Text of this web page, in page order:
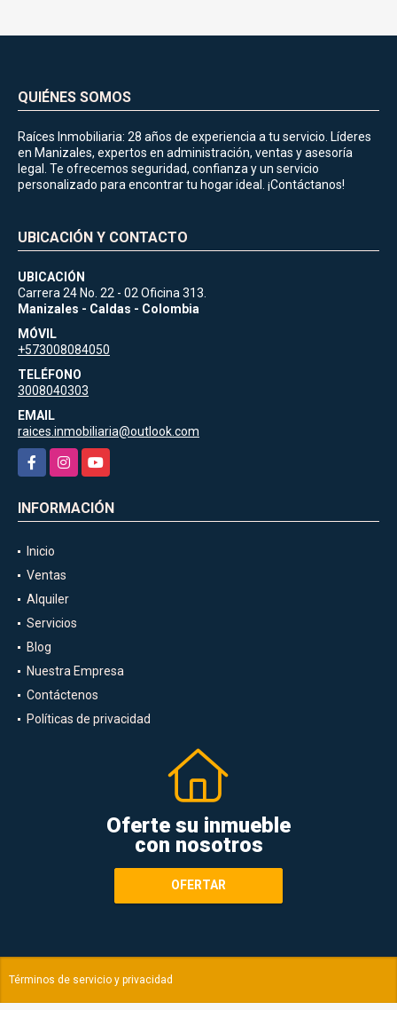
QUIÉNES SOMOS
Raíces Inmobiliaria: 28 años de experiencia a tu servicio. Líderes
en Manizales, expertos en administración, ventas y asesoría
legal. Te ofrecemos seguridad, confianza y un servicio
personalizado para encontrar tu hogar ideal. ¡Contáctanos!
UBICACIÓN
Carrera 24 No. 22 - 02 Oficina 313.
Manizales - Caldas - Colombia
MÓVIL
+573008084050
TELÉFONO
3008040303
EMAIL
raices.inmobiliaria@outlook.com
FacebookInstagram
YouTube
Inicio
Ventas
Alquiler
Servicios
Blog
Nuestra Empresa
Contáctenos
Oferte su inmueble
con nosotros
OFERTAR
Términos de servicio y privacidad